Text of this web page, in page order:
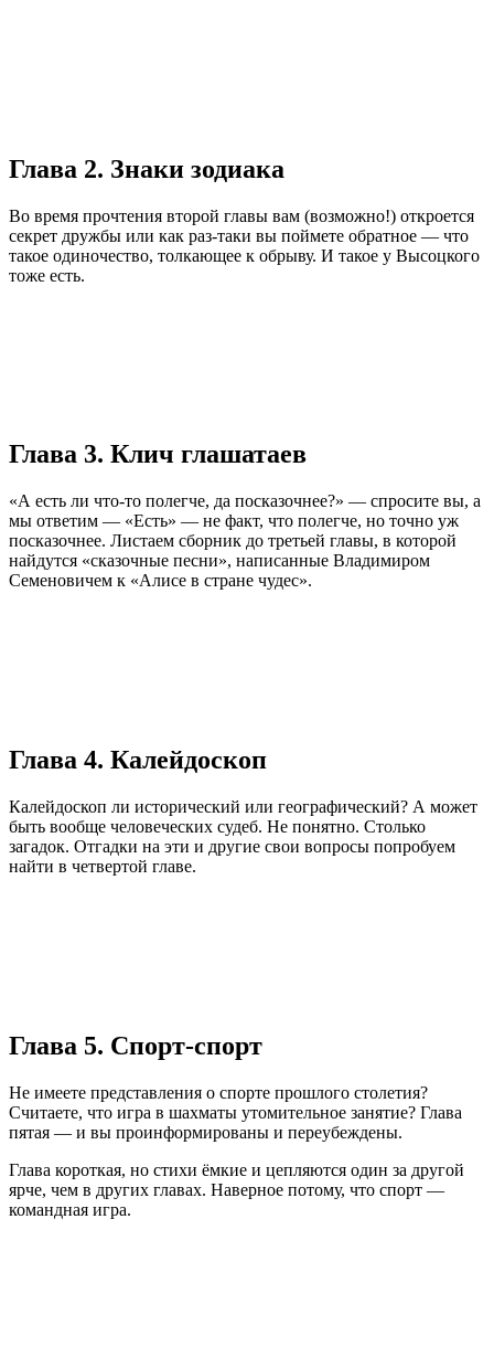
Глава 2. Знаки зодиака
Во время прочтения второй главы вам (возможно!) откроется
секрет дружбы или как раз-таки вы поймете обратное — что
такое одиночество, толкающее к обрыву. И такое у Высоцкого
тоже есть.
Глава 3. Клич глашатаев
«А есть ли что-то полегче, да посказочнее?» — спросите вы, а
мы ответим — «Есть» — не факт, что полегче, но точно уж
посказочнее. Листаем сборник до третьей главы, в которой
найдутся «сказочные песни», написанные Владимиром
Семеновичем к «Алисе в стране чудес».
Глава 4. Калейдоскоп
Калейдоскоп ли исторический или географический? А может
быть вообще человеческих судеб. Не понятно. Столько
загадок. Отгадки на эти и другие свои вопросы попробуем
найти в четвертой главе.
Глава 5. Спорт-спорт
Не имеете представления о спорте прошлого столетия?
Считаете, что игра в шахматы утомительное занятие? Глава
пятая — и вы проинформированы и переубеждены.
Глава короткая, но стихи ёмкие и цепляются один за другой
ярче, чем в других главах. Наверное потому, что спорт —
командная игра.